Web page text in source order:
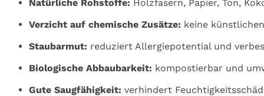
Natürliche Rohstoffe: Holzfasern, Papier, Ton,
Verzicht auf chemische Zusätze: keine
Staubarmut: reduziert Allergiepotential und
Biologische Abbaubarkeit: kompostierbar und
Gute Saugfähigkeit: verhindert